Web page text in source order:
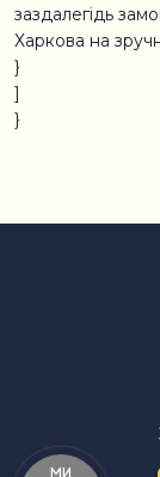
заздалегідь
Харкова на
}
]
}